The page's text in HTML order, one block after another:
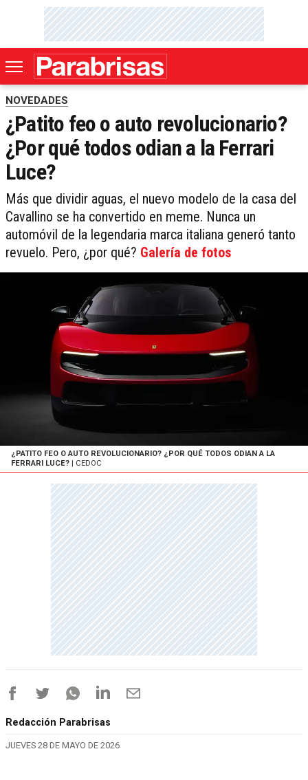
NOVEDADES
¿Patito feo o auto revolucionario?
¿Por qué todos odian a la Ferrari
Luce?
Más que dividir aguas, el nuevo modelo de la casa del
Cavallino se ha convertido en meme. Nunca un
automóvil de la legendaria marca italiana generó tanto
revuelo. Pero, ¿por qué? Galería de fotos
¿PATITO FEO O AUTO REVOLUCIONARIO? ¿POR QUÉ TODOS ODIAN A LA
FERRARI LUCE? | CEDOC
Redacción Parabrisas
JUEVES 28 DE MAYO DE 2026